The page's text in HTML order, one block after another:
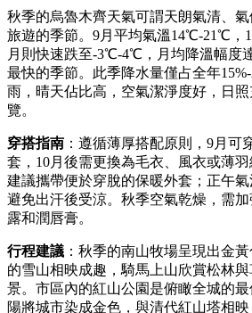
秋季的烏魯木齊天氣可謂天朗氣清、
旅遊的季節。9月平均氣溫14℃-21℃，
月則快速跌至-3℃-4℃，月均降溫幅度
最快的季節。此季降水量僅占全年
雨，晴天佔比高，空氣潔淨度好，日
覽。
穿搭指南 ：遵循薄厚搭配原則，9月可
套，10月後需更換為毛衣、風衣或薄羽
建議攜帶便於穿脫的保暖外套；正午氣
避免出汗後受涼。秋季空氣乾燥，需
露和潤唇膏。
行程建議 ：秋季的南山牧場呈現出金
的雪山相映成趣，騎馬上山欣賞松林
景。市區內的紅山公園是俯瞰全城的
陽將城市染成金色，與清代紅山塔相